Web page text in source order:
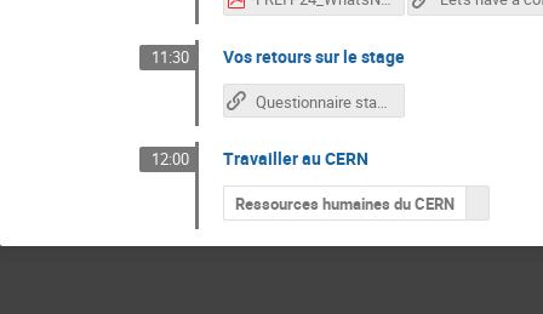
11:30 Vos retours sur le stage
Questionnaire stage CERN 2024
12:00 Travailler au CERN
Ressources humaines du CERN